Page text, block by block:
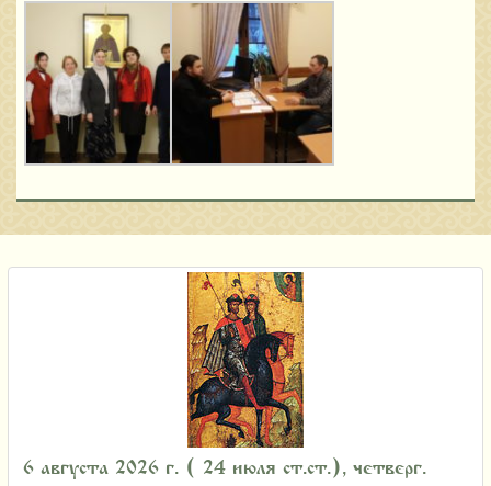
6 августа 2026 г. ( 24 июля ст.ст.), четверг.